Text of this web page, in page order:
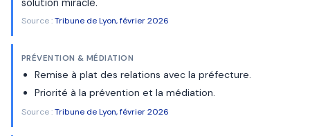
solution miracle.
Source :Tribune de Lyon, février 2026
PRÉVENTION & MÉDIATION
Remise à plat des relations avec la préfecture.
Priorité à la prévention et la médiation.
Source :Tribune de Lyon, février 2026